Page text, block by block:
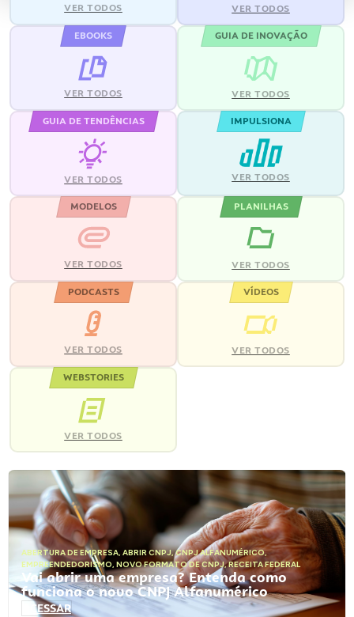
VER TODOS VER TODOS
EBOOKS
VER TODOS
GUIA DE INOVAÇÃO
VER TODOS
GUIA DE TENDÊNCIAS
VER TODOS
IMPULSIONA
VER TODOS
MODELOS
VER TODOS
PLANILHAS
VER TODOS
PODCASTS
VER TODOS
VÍDEOS
VER TODOS
WEBSTORIES
VER TODOS
ABERTURA DE EMPRESA, ABRIR CNPJ,CNPJ ALFANUMÉRICO,
EMPREENDEDORISMO, NOVO FORMATO DE CNPJ,RECEITA FEDERAL
Vai abrir uma empresa? Entenda como
funciona o novo CNPJ Alfanumérico
ACESSAR